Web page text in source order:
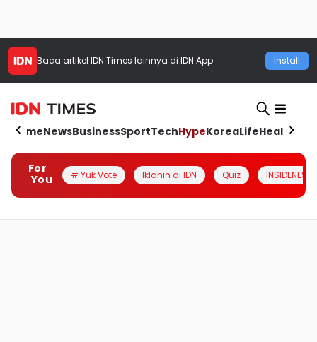
Baca artikel IDN Times lainnya di IDN App Install
HomeNewsBusinessSportTechHypeKoreaLifeHealth
For
You
# Yuk Vote Iklanin di IDN Quiz INSIDENESIA